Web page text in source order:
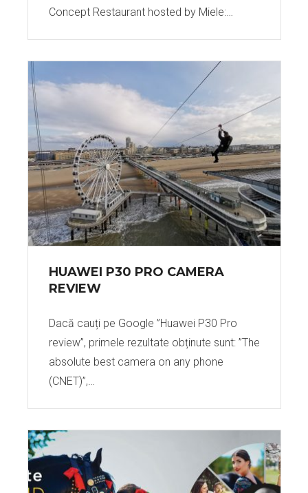
Concept Restaurant hosted by Miele:…
HUAWEI P30 PRO CAMERA
REVIEW
Dacă cauți pe Google ”Huawei P30 Pro
review”, primele rezultate obținute sunt: ”The
absolute best camera on any phone
(CNET)”,…